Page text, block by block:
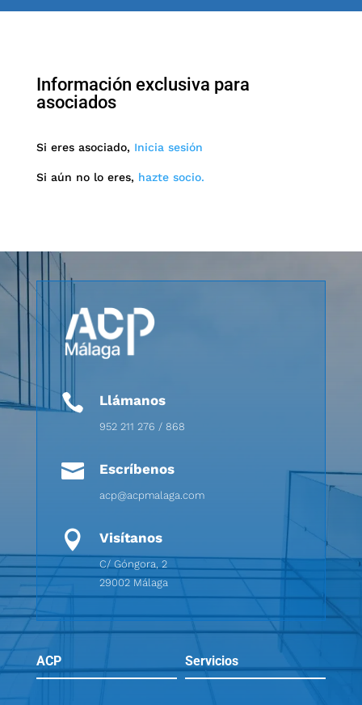
Información exclusiva para
asociados
Si eres asociado, Inicia sesión
Si aún no lo eres, hazte socio.
 Llámanos
952 211 276 / 868
 Escríbenos
acp@acpmalaga.com
 Visítanos
C/ Góngora, 2
29002 Málaga
ACP Servicios